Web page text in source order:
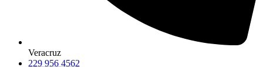
Veracruz
229 956 4562